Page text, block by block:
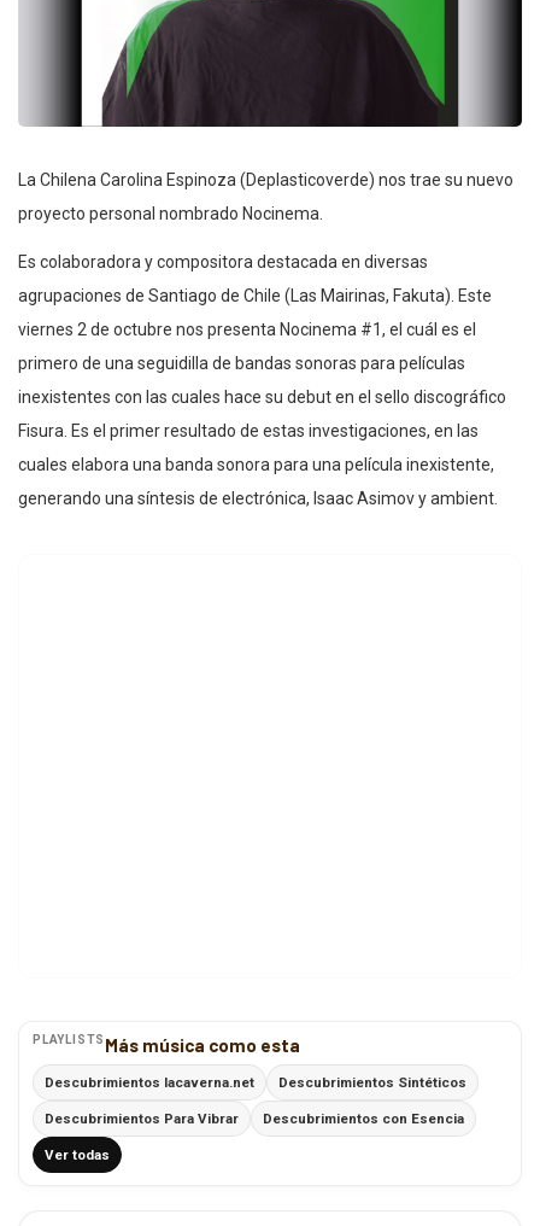
La Chilena Carolina Espinoza (Deplasticoverde) nos trae su nuevo
proyecto personal nombrado Nocinema.
Es colaboradora y compositora destacada en diversas
agrupaciones de Santiago de Chile (Las Mairinas, Fakuta). Este
viernes 2 de octubre nos presenta Nocinema #1, el cuál es el
primero de una seguidilla de bandas sonoras para películas
inexistentes con las cuales hace su debut en el sello discográfico
Fisura. Es el primer resultado de estas investigaciones, en las
cuales elabora una banda sonora para una película inexistente,
generando una síntesis de electrónica, Isaac Asimov y ambient.
PLAYLISTS Más música como esta
Descubrimientos lacaverna.net Descubrimientos Sintéticos
Descubrimientos Para Vibrar Descubrimientos con Esencia
Ver todas